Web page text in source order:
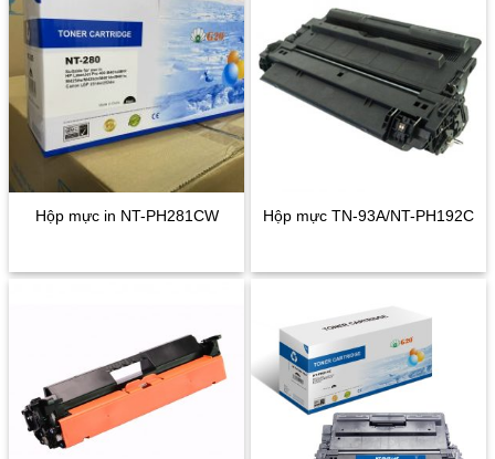
Hộp mực in NT-PH281CW Hộp mực TN-93A/NT-PH192C